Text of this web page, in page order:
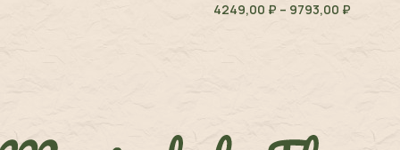
4249,00 ₽ – 9793,00 ₽